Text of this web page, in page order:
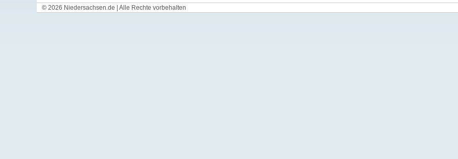
© 2026 Niedersachsen.de | Alle Rechte vorbehalten